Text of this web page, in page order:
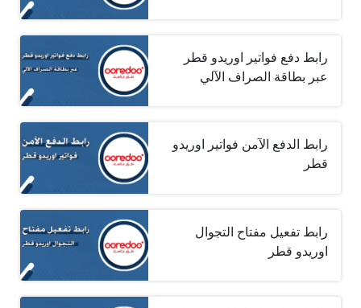
رابط دفع فواتير اوريدو قطر
عبر بطاقة الصراف الآلي
رابط الدفع الآمن فواتير اوريدو
قطر
رابط تفعيل مفتاح التجوال
اوريدو قطر